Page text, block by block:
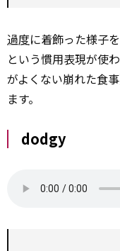
過度に着飾った様子
という慣用表現が使
がよくない崩れた食
ます。
dodgy